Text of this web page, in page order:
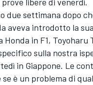
libere di venerdì.
due settimana dopo
aveva introdotto la
in F1,
sulla nostra
in Giappone. Le
è un problema di